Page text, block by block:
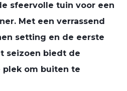
sfeervolle tuin voor een
Met een verrassend
setting en de eerste
seizoen biedt de
plek om buiten te